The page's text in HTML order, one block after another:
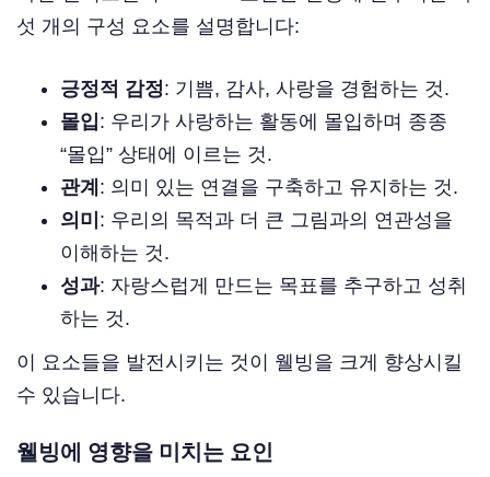
섯 개의 구성 요소를 설명합니다:
긍정적 감정: 기쁨, 감사, 사랑을 경험하는 것.
몰입: 우리가 사랑하는 활동에 몰입하며 종종
“몰입” 상태에 이르는 것.
관계 : 의미 있는 연결을 구축하고 유지하는 것.
의미 : 우리의 목적과 더 큰 그림과의 연관성을
이해하는 것.
성과: 자랑스럽게 만드는 목표를 추구하고 성취
하는 것.
이 요소들을 발전시키는 것이 웰빙을 크게 향상시킬
수 있습니다.
웰빙에 영향을 미치는 요인